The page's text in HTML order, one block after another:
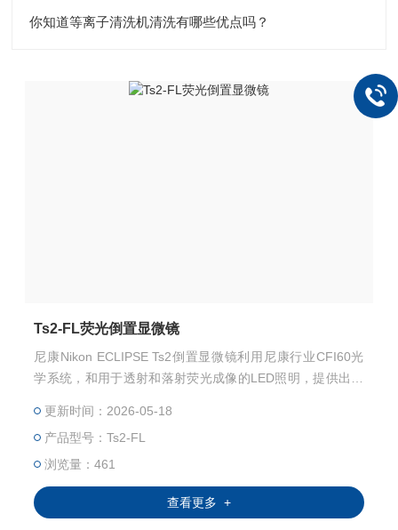
你知道等离子清洗机清洗有哪些优点吗？
Ts2‑FL荧光倒置显微镜
尼康Nikon ECLIPSE Ts2倒置显微镜利用尼康行业CFI60光
学系统，和用于透射和落射荧光成像的LED照明，提供出色
开发的对比度观察方法和改进的可操作性增强了其在常规实
验室工作中的使用。
更新时间：2026-05-18
产品型号：Ts2‑FL
浏览量：461
查看更多 +